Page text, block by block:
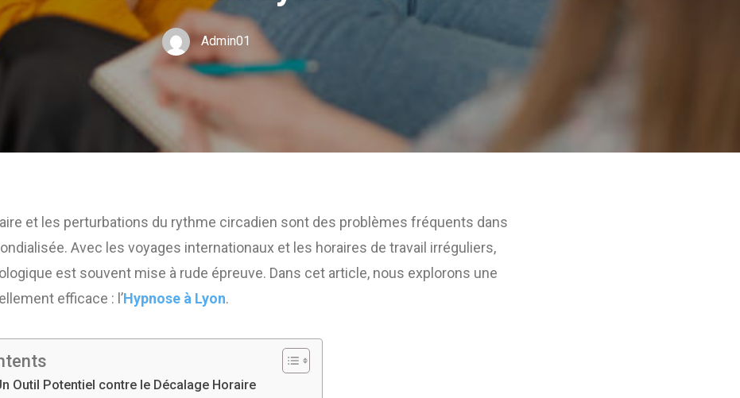
Admin01
et les perturbations du rythme circadien sont des problèmes fréquents dans
Avec les voyages internationaux et les horaires de travail irréguliers,
est souvent mise à rude épreuve. Dans cet article, nous explorons une
efficace : l’Hypnose à Lyon.
Outil Potentiel contre le Décalage Horaire